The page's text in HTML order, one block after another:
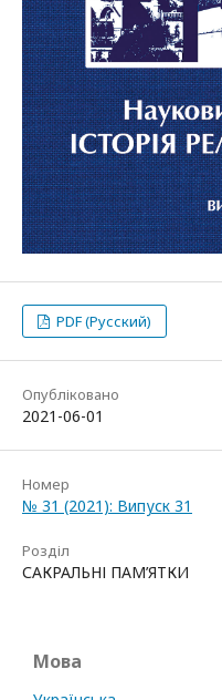
PDF (Русский)
Опубліковано
2021-06-01
Номер
№ 31 (2021): Випуск 31
Розділ
САКРАЛЬНІ ПАМ’ЯТКИ
Мова